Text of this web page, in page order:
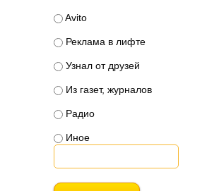
Avito
Реклама в лифте
Узнал от друзей
Из газет, журналов
Радио
Иное